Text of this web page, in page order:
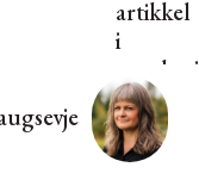
artikkel
i
antologi